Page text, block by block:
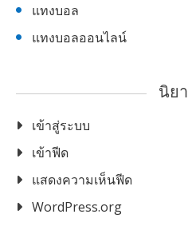
แทงบอล
แทงบอลออนไลน์
นิย
เข้าสู่ระบบ
เข้าฟีด
แสดงความเห็นฟีด
WordPress.org